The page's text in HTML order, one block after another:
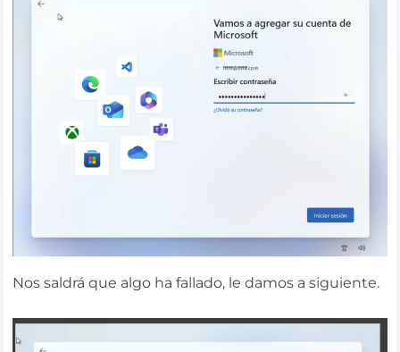
Nos saldrá que algo ha fallado, le damos a siguiente.